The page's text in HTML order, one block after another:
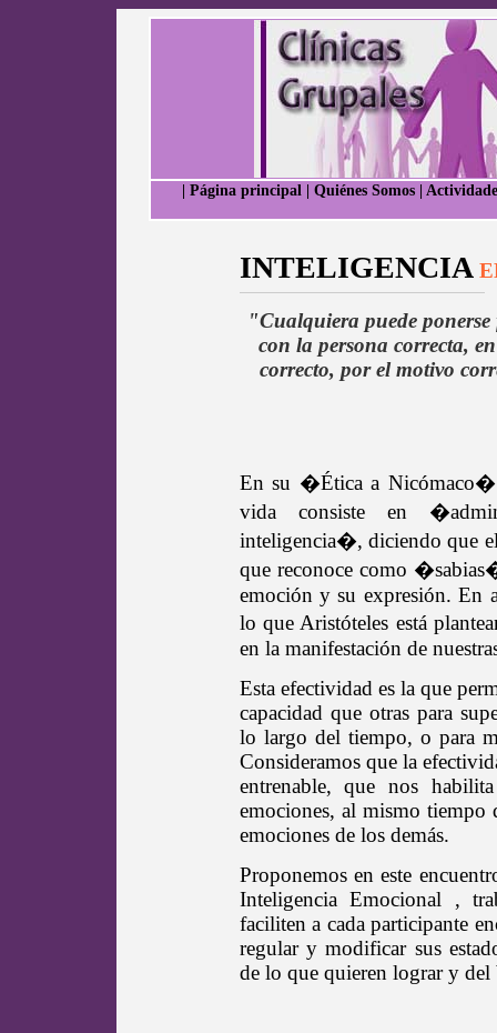
Página principal| Quiénes Somos|
INTELIGENCIA
"Cualquiera puede
con la persona correcta,
correcto, por el motivo
En su �Ética a Nicómaco�
vida consiste en
inteligencia�, diciendo que el
que reconoce como
emoción y su expresión. En
lo que Aristóteles está
en la manifestación de
Esta efectividad es la que
capacidad que otras para
lo largo del tiempo, o para
Consideramos que la
entrenable, que nos
emociones, al mismo tiempo
emociones de los demás.
Proponemos en este
Inteligencia Emocional ,
faciliten a cada participante
regular y modificar sus
de lo que quieren lograr y del